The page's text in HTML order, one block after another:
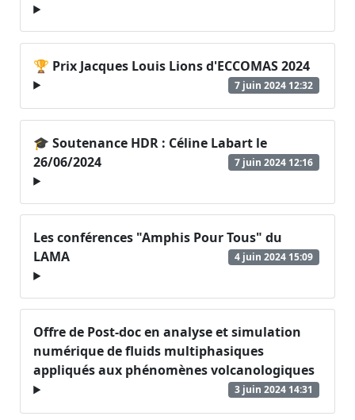
🏆 Prix Jacques Louis Lions d'ECCOMAS 2024
7 juin 2024 12:32
🎓 Soutenance HDR : Céline Labart le
26/06/2024
7 juin 2024 12:16
Les conférences "Amphis Pour Tous" du
LAMA
4 juin 2024 15:09
Offre de Post-doc en analyse et simulation
numérique de fluids multiphasiques
appliqués aux phénomènes volcanologiques
3 juin 2024 14:31